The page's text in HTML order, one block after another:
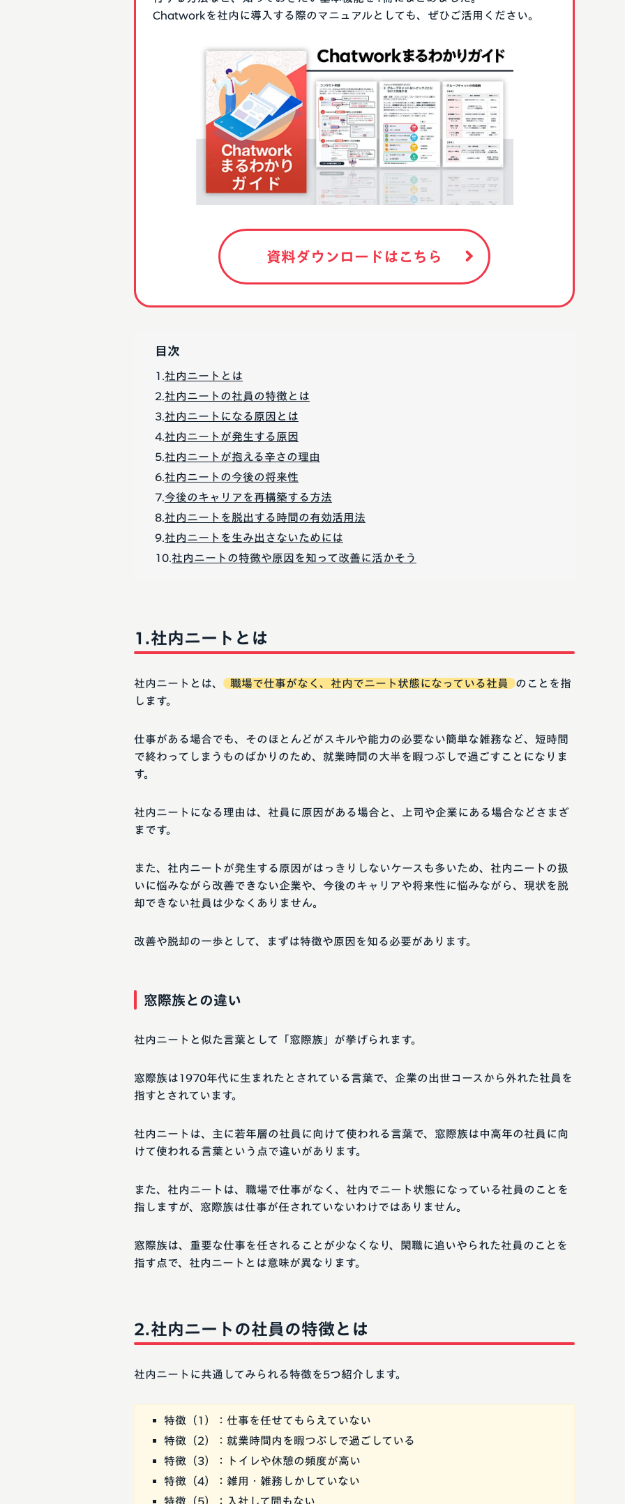
Chatworkを社内に導入する際のマニュアルとしても、ぜひご活用ください。
資料ダウンロードはこちら
目次
社内ニートとは
社内ニートの社員の特徴とは
社内ニートになる原因とは
社内ニートが発生する原因
社内ニートが抱える辛さの理由
社内ニートの今後の将来性
今後のキャリアを再構築する方法
社内ニートを脱出する時間の有効活用法
社内ニートを生み出さないためには
社内ニートの特徴や原因を知って改善に活かそう
社内ニートとは
社内ニートとは、 職場で仕事がなく、社内でニート状態になっている社員
のことを指
します。
仕事がある場合でも、そのほとんどがスキルや能力の必要ない簡単な雑務など、短時間
で終わってしまうものばかりのため、就業時間の大半を暇つぶしで過ごすことになりま
す。
社内ニートになる理由は、社員に原因がある場合と、上司や企業にある場合などさまざ
まです。
また、社内ニートが発生する原因がはっきりしないケースも多いため、社内ニートの扱
いに悩みながら改善できない企業や、今後のキャリアや将来性に悩みながら、現状を脱
却できない社員は少なくありません。
改善や脱却の一歩として、まずは特徴や原因を知る必要があります。
窓際族との違い
社内ニートと似た言葉として「窓際族」が挙げられます。
窓際族は1970年代に生まれたとされている言葉で、企業の出世コースから外れた社員を
指すとされています。
社内ニートは、主に若年層の社員に向けて使われる言葉で、窓際族は中高年の社員に向
けて使われる言葉という点で違いがあります。
また、社内ニートは、職場で仕事がなく、社内でニート状態になっている社員のことを
指しますが、窓際族は仕事が任されていないわけではありません。
窓際族は、重要な仕事を任されることが少なくなり、閑職に追いやられた社員のことを
指す点で、社内ニートとは意味が異なります。
社内ニートの社員の特徴とは
社内ニートに共通してみられる特徴を5つ紹介します。
特徴（1）：仕事を任せてもらえていない
特徴（2）：就業時間内を暇つぶしで過ごしている
特徴（3）：トイレや休憩の頻度が高い
特徴（4）：雑用・雑務しかしていない
特徴（5）：入社して間もない